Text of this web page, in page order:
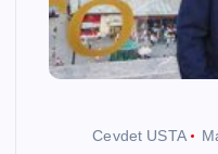
Cevdet USTA